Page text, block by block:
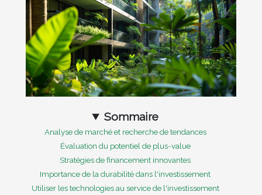
Sommaire
Analyse de marché et recherche de tendances
Évaluation du potentiel de plus-value
Stratégies de financement innovantes
Importance de la durabilité dans l'investissement
Utiliser les technologies au service de l'investissement